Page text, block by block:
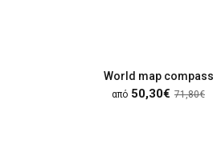
World map compass
από 50,30€ 71,80€